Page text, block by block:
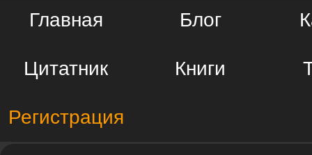
Главная Блог
Цитатник Книги
Регистрация